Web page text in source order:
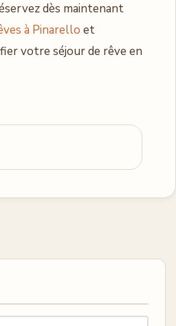
dès maintenant
à Pinarello et
votre séjour de rêve en